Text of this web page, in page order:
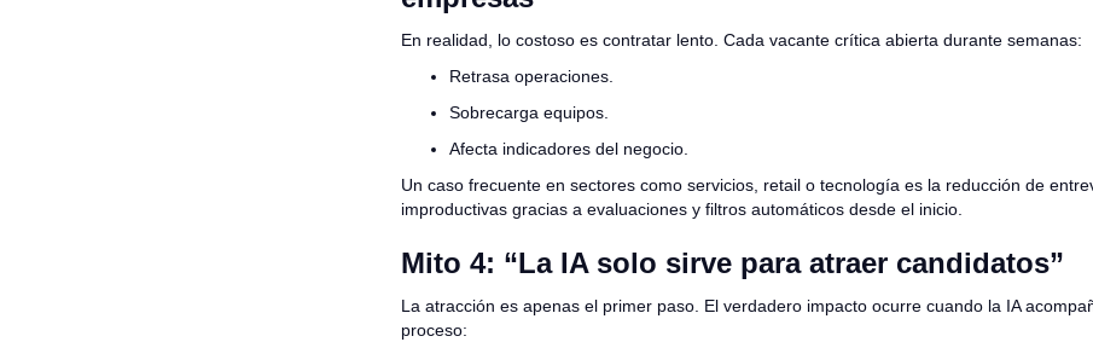
En realidad, lo costoso es contratar lento. Cada vacante crítica abierta durante semanas:
Retrasa operaciones.
Sobrecarga equipos.
Afecta indicadores del negocio.
Un caso frecuente en sectores como servicios, retail o tecnología es la reducción de
improductivas gracias a evaluaciones y filtros automáticos desde el inicio.
Mito 4: “La IA solo sirve para atraer candidatos”
La atracción es apenas el primer paso. El verdadero impacto ocurre cuando la IA
proceso: